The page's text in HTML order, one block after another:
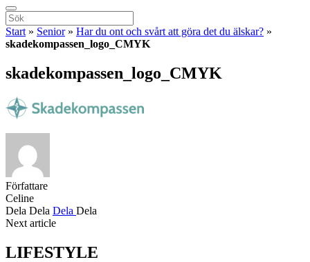
Start » Senior» Har du ont och svårt att göra det du älskar? »
skadekompassen_logo_CMYK
skadekompassen_logo_CMYK
Författare
Celine
Dela Dela Dela Dela
Next article
LIFESTYLE